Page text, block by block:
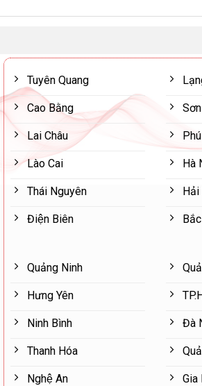
Tuyên Quang
Cao Bằng
Lai Châu
Lào Cai
Thái Nguyên
Điện Biên
Hà
Hải
Quảng Ninh
Hưng Yên
Ninh Bình
Thanh Hóa
Nghệ An
Đà
Gia